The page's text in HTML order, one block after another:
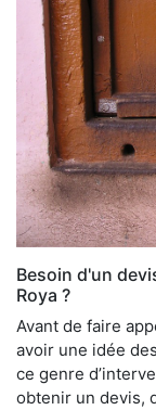
Besoin d'un
Roya ?
Avant de faire
avoir une idée
ce genre
obtenir un devis,